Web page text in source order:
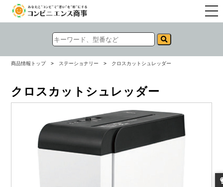
商品情報トップ > ステーショナリー > クロスカットシュレッダー
クロスカットシュレッダー